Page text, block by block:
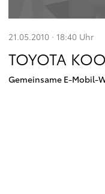
21.05.2010 · 18:40 Uhr
TOYOTA
Gemeinsame E-Mobil-